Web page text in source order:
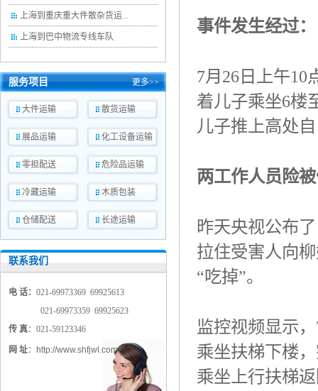
上海到重庆重大件散杂货运...
上海到巴中物流专线车队
服务项目 更多>>
大件运输 散货运输
展品运输 化工设备运输
零担配送 危险品运输
冷藏运输 木质包装
仓储配送 长途运输
联系我们
电 话： 021-69973369 69925613
021-69973359 69925623
传 真：021-59123346
网 址： http://www.shfjwl.com
事件发生经过：
7月 26 日上午10
着儿子乘坐6楼
儿子推上高处
两工作人员险
昨天央视公布
拉住受害人向
“吃掉”。
监控视频显示，
乘坐扶梯下楼
乘坐上行扶梯